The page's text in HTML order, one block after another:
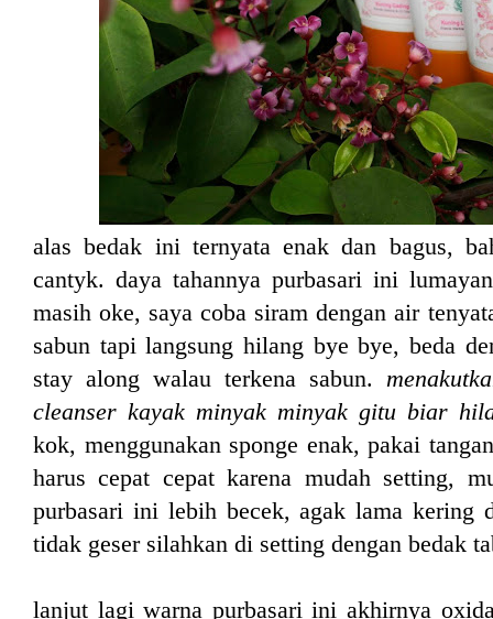
alas bedak ini ternyata enak dan bagus,
cantyk. daya tahannya purbasari ini
masih oke, saya coba siram dengan air
sabun tapi langsung hilang bye bye, beda
stay along walau terkena sabun.
cleanser kayak minyak minyak gitu biar
kok, menggunakan sponge enak, pakai
harus cepat cepat karena mudah setting,
purbasari ini lebih becek, agak lama kering
tidak geser silahkan di setting dengan bedak
lanjut lagi warna purbasari ini akhirnya